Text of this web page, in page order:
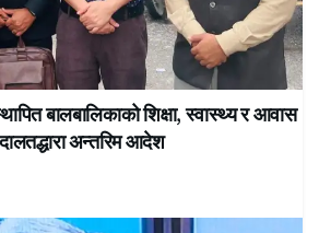
बालबालिकाको शिक्षा, स्वास्थ्य र आवास
अन्तरिम आदेश